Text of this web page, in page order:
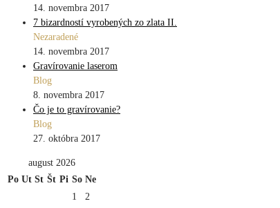
14. novembra 2017
7 bizardností vyrobených zo zlata II.
Nezaradené
14. novembra 2017
Gravírovanie laserom
Blog
8. novembra 2017
Čo je to gravírovanie?
Blog
27. októbra 2017
august 2026
Po Ut St Št Pi So Ne
1
2